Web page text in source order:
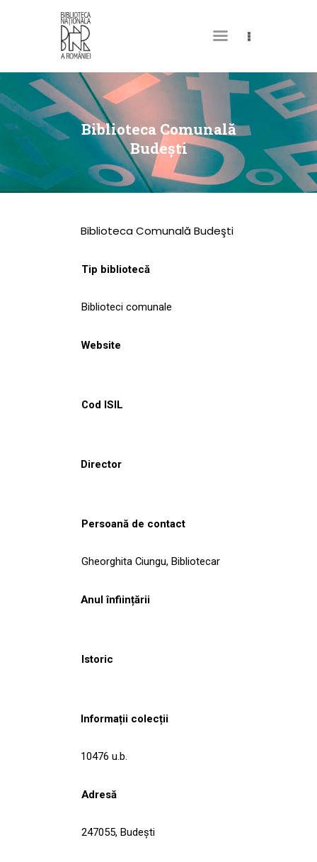
Biblioteca Comunală
Budeşti
DESPRE NOI
PERMISUL MEU DE
BIBLIOTECĂ
CATALOAGE ȘI
COLECȚII
CULTURALE
NOUTĂȚI
Biblioteca Comunală Budeşti
Tip bibliotecă
Biblioteci comunale
Website
Cod ISIL
Director
Persoană de contact
Gheorghita Ciungu, Bibliotecar
Anul înființării
Istoric
Informații colecții
10476 u.b.
Adresă
247055, Budeşti